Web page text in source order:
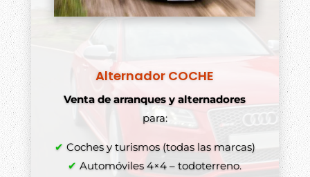
Alternador COCHE
Venta de arranques y alternadores
para:
✔ Coches y turismos (todas las marcas)
✔ Automóviles 4×4 – todoterreno.